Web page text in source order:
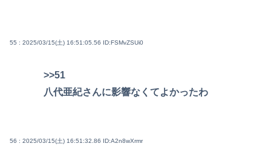
55 : 2025/03/15(土) 16:51:05.56 ID:FSMvZSUi0
>>51
八代亜紀さんに影響なくてよかったわ
56 : 2025/03/15(土) 16:51:32.86 ID:A2n8wXrmr